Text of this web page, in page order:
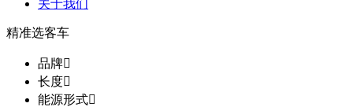
关于我们
精准选客车
品牌
长度
能源形式